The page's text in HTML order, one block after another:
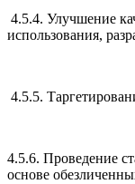
4.5.4. Улучшение
использования,
4.5.5.
4.5.6. Проведение
основе